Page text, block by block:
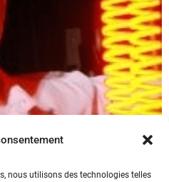
nous utilisons des technologies telles